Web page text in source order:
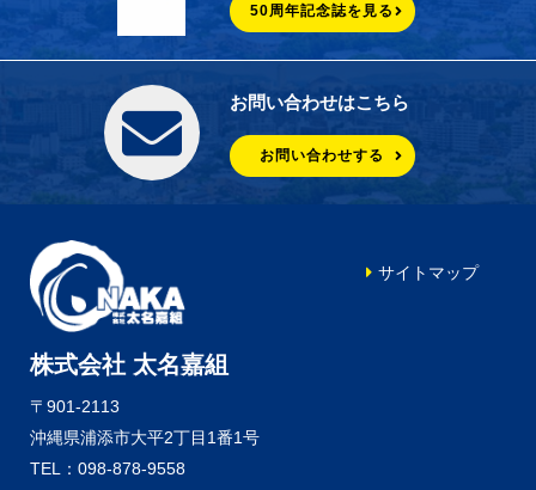
50周年記念誌を見る
お問い合わせはこちら
お問い合わせする
株式会社 太名嘉組
〒901-2113
沖縄県浦添市大平2丁目1番1号
TEL：098-878-9558
サイトマップ